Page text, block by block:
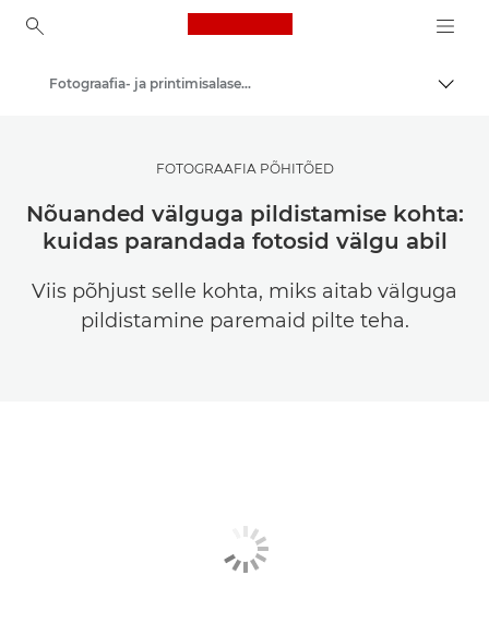
Canon Logo, back to
Saage inspiratsiooni | Fotograafia ja printimise näpunäited ning ostujuhised
Fotograafia- ja printimisalased näpunäited ja tehnikad
FOTOGRAAFIA PÕHITÕED
Nõuanded välguga pildistamise kohta:
kuidas parandada fotosid välgu abil
Viis põhjust selle kohta, miks aitab välguga
pildistamine paremaid pilte teha.